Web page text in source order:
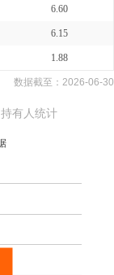
6.60
6.15
1.88
数据截至： 2026-06-30
持有人统计